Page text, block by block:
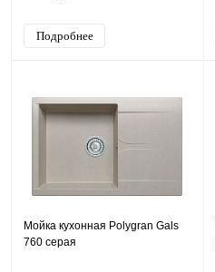
Подробнее
Мойка кухонная Polygran Gals
760 серая